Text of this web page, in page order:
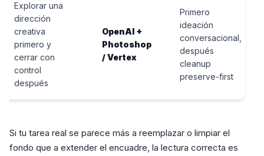
Explorar una
dirección
creativa
primero y
cerrar con
control
después
OpenAI +
Photoshop
/ Vertex
Primero
ideación
conversacional,
después
cleanup
preserve-first
Si tu tarea real se parece más a reemplazar o limpiar el
fondo que a extender el encuadre, la lectura correcta es